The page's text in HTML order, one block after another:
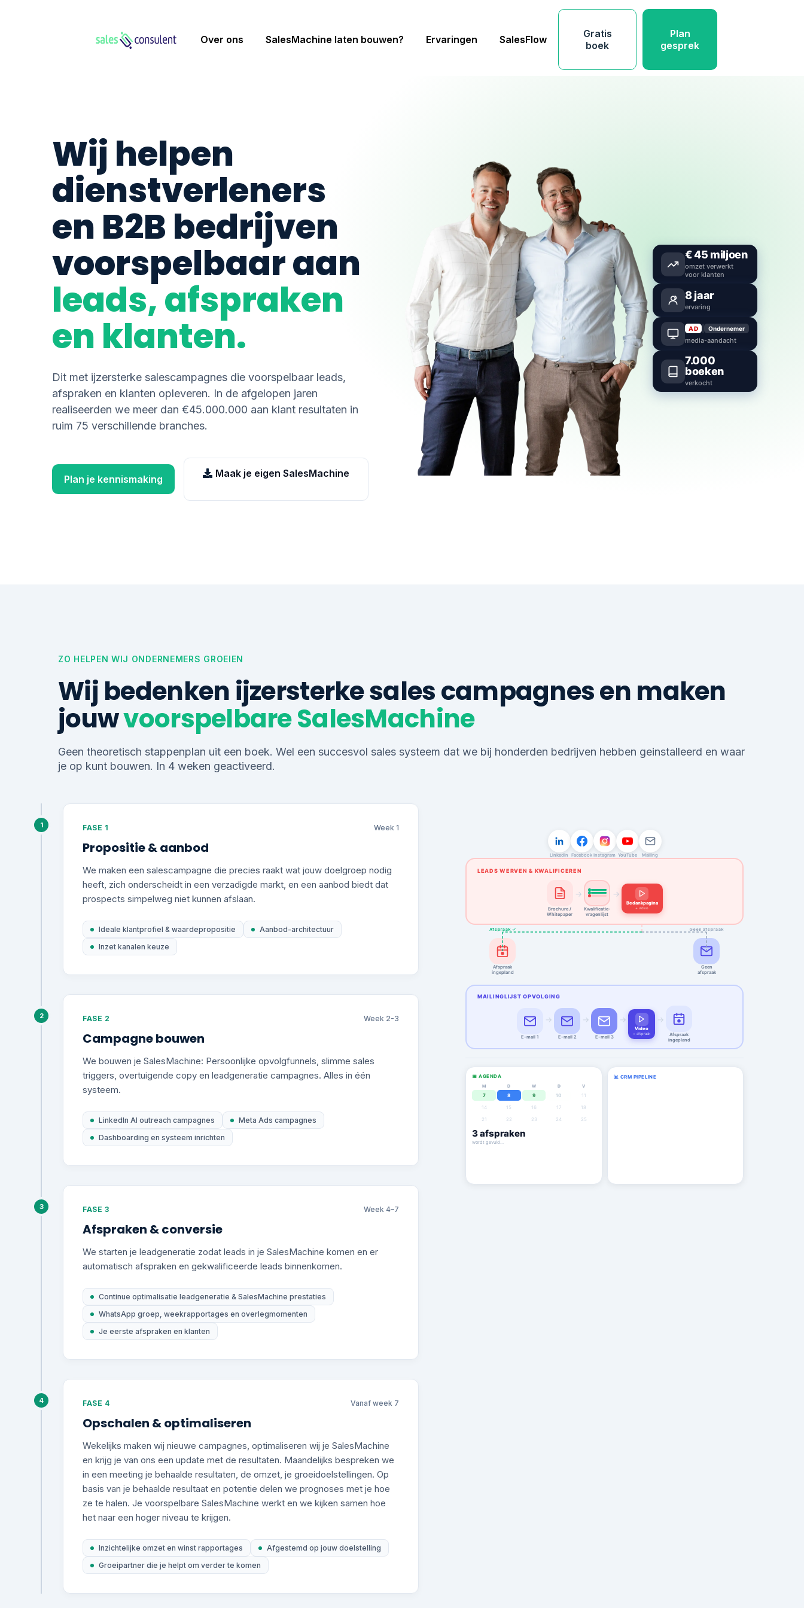
Over ons SalesMachine laten bouwen? Ervaringen SalesFlow
Gratis
boek
Plan
gesprek
Wij helpen
dienstverleners
en B2B bedrijven
voorspelbaar aan
leads, afspraken
en klanten.
Dit met ijzersterke salescampagnes die voorspelbaar leads,
afspraken en klanten opleveren. In de afgelopen jaren
realiseerden we meer dan €45.000.000 aan klant resultaten in
ruim 75 verschillende branches.
Plan je kennismaking Maak je eigen SalesMachine
€45 miljoen
omzet verwerkt
voor klanten
8jaar
ervaring
AD | Ondernemer
media-aandacht
7.000
boeken
verkocht
ZO HELPEN WIJ ONDERNEMERS GROEIEN
Wij bedenken ijzersterke sales campagnes en maken
jouwvoorspelbare SalesMachine
Geen theoretisch stappenplan uit een boek. Wel een succesvol sales systeem dat we bij honderden bedrijven hebben geinstalleerd en waar
je op kunt bouwen. In 4 weken geactiveerd.
1 FASE 1 Week 1
Propositie & aanbod
We maken een salescampagne die precies raakt wat jouw doelgroep nodig
heeft, zich onderscheidt in een verzadigde markt, en een aanbod biedt dat
prospects simpelweg niet kunnen afslaan.
Ideale klantprofiel & waardepropositie
Aanbod-architectuur
Inzet kanalen keuze
2 FASE 2 Week 2-3
Campagne bouwen
We bouwen je SalesMachine: Persoonlijke opvolgfunnels, slimme sales
triggers, overtuigende copy en leadgeneratie campagnes. Alles in één
systeem.
LinkedIn AI outreach campagnes
Meta Ads campagnes
Dashboarding en systeem inrichten
3 FASE 3 Week 4–7
Afspraken & conversie
We starten je leadgeneratie zodat leads in je SalesMachine komen en er
automatisch afspraken en gekwalificeerde leads binnenkomen.
Continue optimalisatie leadgeneratie & SalesMachine prestaties
WhatsApp groep, weekrapportages en overlegmomenten
Je eerste afspraken en klanten
4 FASE 4 Vanaf week 7
Opschalen & optimaliseren
Wekelijks maken wij nieuwe campagnes, optimaliseren wij je SalesMachine
en krijg je van ons een update met de resultaten. Maandelijks bespreken we
in een meeting je behaalde resultaten, de omzet, je groeidoelstellingen. Op
basis van je behaalde resultaat en potentie delen we prognoses met je hoe
ze te halen. Je voorspelbare SalesMachine werkt en we kijken samen hoe
het naar een hoger niveau te krijgen.
Inzichtelijke omzet en winst rapportages
Afgestemd op jouw doelstelling
Groeipartner die je helpt om verder te komen
LinkedIn Facebook Instagram YouTube Mailing
LEADS WERVEN & KWALIFICEREN
Brochure /
Whitepaper
→
Kwalificatie-
vragenlijst
→
Bedankpagina
+ video
Afspraak ✓ Geen afspraak
Afspraak
ingepland
Geen
afspraak
MAILINGLIJST OPVOLGING
E-mail 1
→
E-mail 2
→
E-mail 3
→
Video
+ afspraak
→
Afspraak
ingepland
📅 AGENDA
M D W D V
7 8 9 10
11
14
15 16 17
18
21
22 23 24 25
9afspraken
wordt gevuld…
📊 CRM PIPELINE